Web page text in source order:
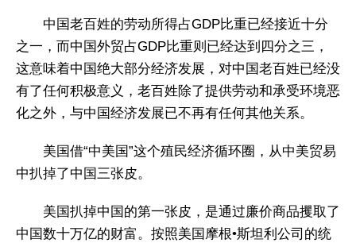
中国老百姓的劳动所得占GDP比重已经接近十分
之一，而中国外贸占GDP比重则已经达到四分之三，
这意味着中国绝大部分经济发展，对中国老百姓已经没
有了任何积极意义，老百姓除了提供劳动和承受环境恶
化之外，与中国经济发展已不再有任何其他关系。
美国借“中美国”这个殖民经济循环圈，从中美贸易
中扒掉了中国三张皮。
美国扒掉中国的第一张皮，是通过廉价商品攫取了
中国数十万亿的财富。按照美国摩根•斯坦利公司的统